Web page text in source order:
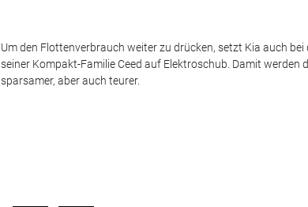
Um den Flottenverbrauch weiter zu drücken, setzt Kia auch bei
seiner Kompakt-Familie Ceed auf Elektroschub. Damit werden
sparsamer, aber auch teurer.